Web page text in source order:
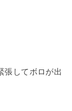
張してボロが出